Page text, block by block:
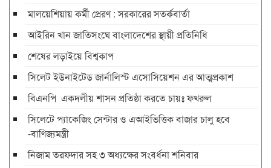
মালয়েশিয়ায় কর্মী প্রেরণ : সরকারের সতর্কবার্তা
আইরিন খান জাতিসংঘে বাংলাদেশের স্থায়ী প্রতিনিধি
শেষের লড়াইয়ে বিশ্বকাপ
সিলেট ইউনাইটেড জার্নালিস্ট এসোসিয়েশন এর আত্মপ্রকাশ
বিএনপি একদলীয় শাসন প্রতিষ্ঠা করতে চায়ঃ ফখরুল
সিলেটে প্যাকেজিং সেন্টার ও এআইভিত্তিক বাজার চালু হবে
-বাণিজ্যমন্ত্রী
নিজাম তরফদার সহ ৩ অধ্যক্ষের সংবর্ধনা শনিবার